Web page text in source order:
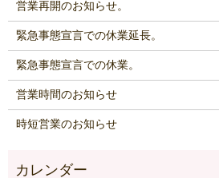
営業再開のお知らせ。
緊急事態宣言での休業延長。
緊急事態宣言での休業。
営業時間のお知らせ
時短営業のお知らせ